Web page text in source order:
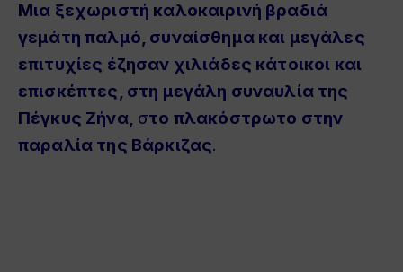
Μια ξεχωριστή καλοκαιρινή βραδιά
γεμάτη παλμό, συναίσθημα και μεγάλες
επιτυχίες έζησαν χιλιάδες κάτοικοι και
επισκέπτες, στη μεγάλη συναυλία της
Πέγκυς Ζήνα, στο πλακόστρωτο στην
παραλία της Βάρκιζας.